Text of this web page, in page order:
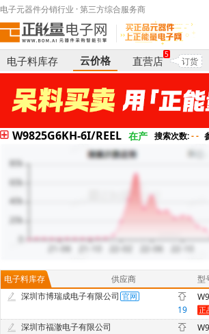
电子元器件分销行业 · 第三方综合服务商
电子料库存 云价格 直营店
5
订货
W9825G6KH-6I/REEL 在产 搜索次数:- -
电子料库存 供应商
型
深圳市博瑞成电子有限公司
19
深圳市福澈电子有限公司